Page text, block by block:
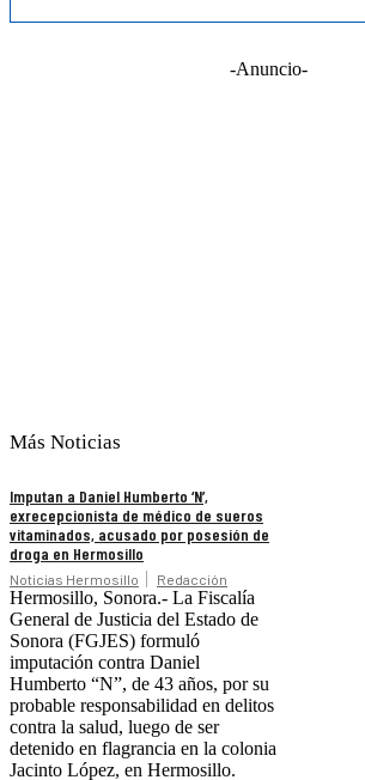
-Anuncio-
Más Noticias
Imputan a Daniel Humberto ‘N’,
exrecepcionista de médico de sueros
vitaminados, acusado por posesión de
droga en Hermosillo
Noticias Hermosillo Redacción
Hermosillo, Sonora.- La Fiscalía
General de Justicia del Estado de
Sonora (FGJES) formuló
imputación contra Daniel
Humberto “N”, de 43 años, por su
probable responsabilidad en delitos
contra la salud, luego de ser
detenido en flagrancia en la colonia
Jacinto López, en Hermosillo.